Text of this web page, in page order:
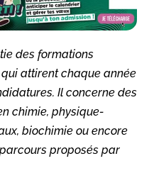
des formations
attirent chaque année
Il concerne des
chimie, physique-
biochimie ou encore
proposés par